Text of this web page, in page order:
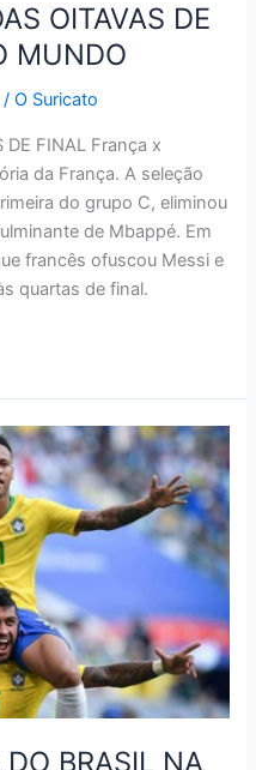
OITAVAS DE
MUNDO
/O Suricato
DE FINAL França x
da França. A seleção
do grupo C, eliminou
de Mbappé. Em
francês ofuscou Messi e
quartas de final.
BRASIL NA